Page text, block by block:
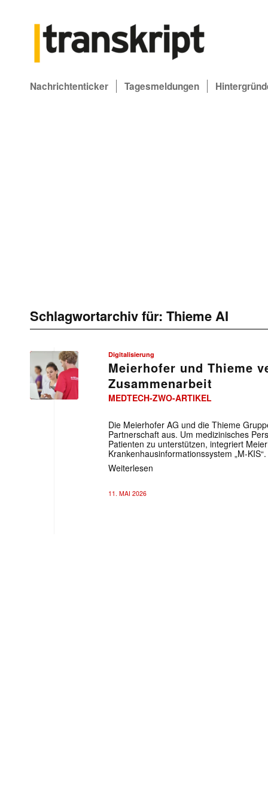
Nachrichtenticker Tagesmeldungen
Schlagwortarchiv für: Thieme AI
Digitalisierung
Meierhofer und Thieme
Zusammenarbeit
MEDTECH-ZWO-ARTIKEL
Die Meierhofer AG und die Thieme
Partnerschaft aus. Um medizinisches
Patienten zu unterstützen, integriert
Krankenhausinformationssystem „M-KIS“.
Weiterlesen
11. MAI 2026